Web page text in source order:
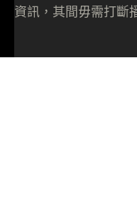
資訊，其間毋需打斷